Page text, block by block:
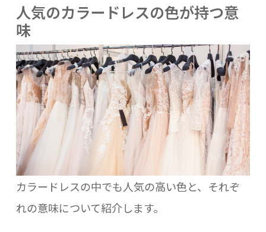
人気のカラードレスの色が持つ意
味
カラードレスの中でも人気の高い色と、それぞ
れの意味について紹介します。